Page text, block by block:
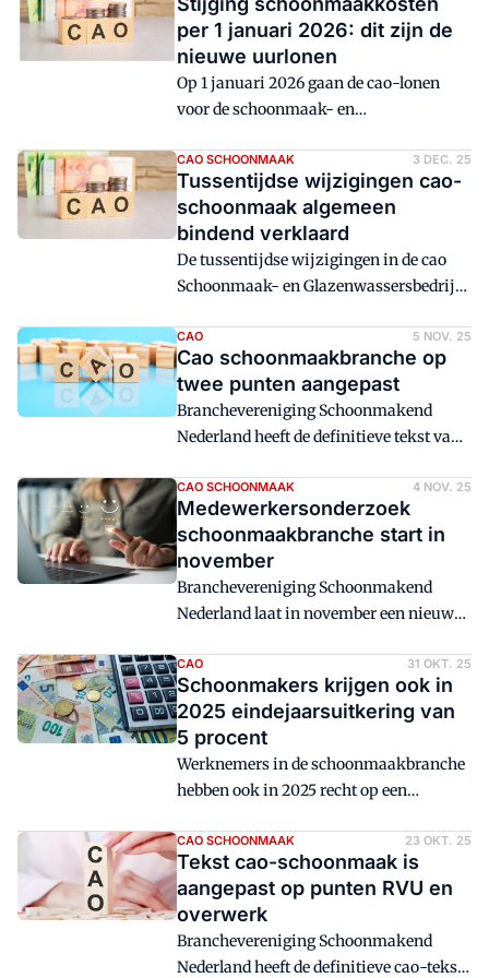
per 1 januari 2026: dit zijn de
nieuwe uurlonen
Op 1 januari 2026 gaan de cao-lonen
voor de schoonmaak- en
conform de cao. De loontabellen vind je
in dit artikel.
CAO SCHOONMAAK 3 DEC. 25
Tussentijdse wijzigingen cao-
schoonmaak algemeen
bindend verklaard
De tussentijdse wijzigingen in de cao
Schoonmaak- en Glazenwassersbedrijf
bindend verklaard. Dat meldt de
Staatscourant van 1 december 2025
(publicatienummer 36833).
CAO 5 NOV. 25
Cao schoonmaakbranche op
twee punten aangepast
Branchevereniging Schoonmakend
Nederland heeft de definitieve tekst van
twee nieuwe afspraken.
CAO SCHOONMAAK 4 NOV. 25
Medewerkersonderzoek
schoonmaakbranche start in
november
Branchevereniging Schoonmakend
Nederland laat in november een nieuw
uitvoeren. Het onderzoek, dat wordt
uitgevoerd door onderzoeksbureau
Flycatcher, moet inzicht geven in hoe
schoonmakers en glazenwassers hun
werk en arbeidsomstandigheden
ervaren.
CAO 31 OKT. 25
Schoonmakers krijgen ook in
2025 eindejaarsuitkering van
5 procent
Werknemers in de schoonmaakbranche
hebben ook in 2025 recht op een
moet uiterlijk op 15 december
plaatsvinden. De Raad voor
Arbeidsverhoudingen in de
Schoonmaak- en Glazenwassersbranche
(RAS) heeft de voorwaarden
gepubliceerd.
CAO SCHOONMAAK 23 OKT. 25
Tekst cao-schoonmaak is
aangepast op punten RVU en
overwerk
Branchevereniging Schoonmakend
Nederland heeft de definitieve cao-tekst